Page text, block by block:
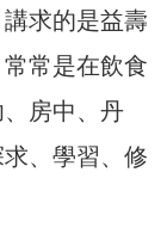
求的是益壽
常是在飲食
房中、丹
、學習、修